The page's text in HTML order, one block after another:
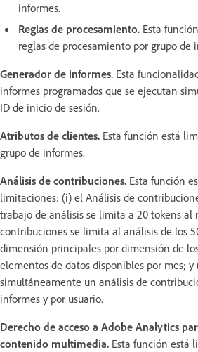
informes.
Reglas de procesamiento. Esta
reglas de procesamiento por grupo de
Generador de informes. Esta
informes programados que se ejecutan
ID de inicio de sesión.
Atributos de clientes. Esta función está
grupo de informes.
Análisis de contribuciones. Esta función
limitaciones: (i) el Análisis de
trabajo de análisis se limita a 20 tokens al
contribuciones se limita al análisis de los
dimensión principales por dimensión de
elementos de datos disponibles por mes;
simultáneamente un análisis de
informes y por usuario.
Derecho de acceso a Adobe Analytics
contenido multimedia. Esta función está